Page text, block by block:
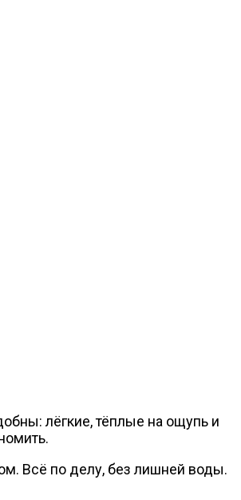
лёгкие, тёплые на ощупь и
Всё по делу, без лишней воды.